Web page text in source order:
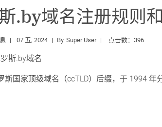
.by域名注册规则
07 五, 2024 By Super User 点击数：396
斯.by域名
斯国家顶级域名（ccTLD）后缀，于 1994 年